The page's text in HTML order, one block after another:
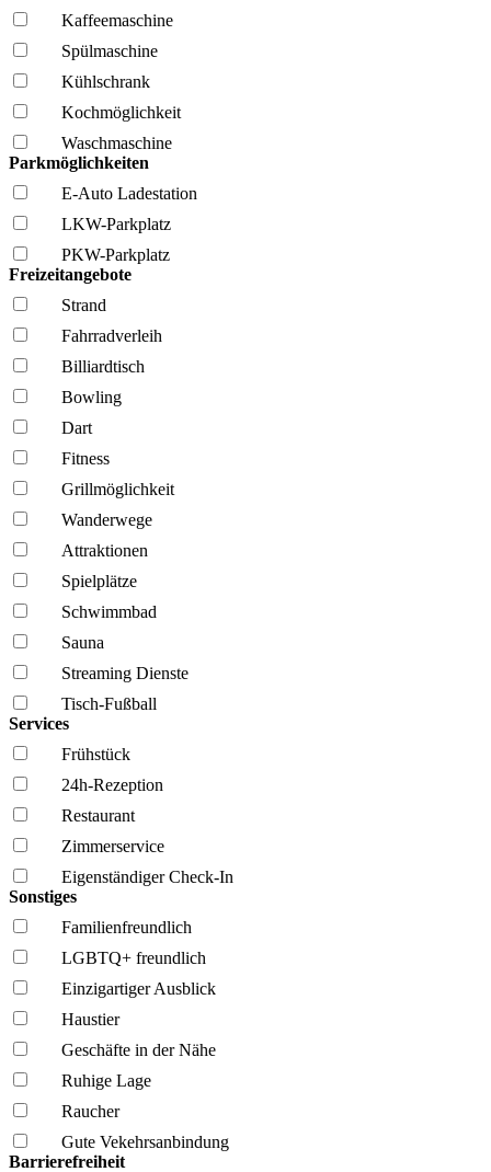
Kaffee­maschine
Spül­maschine
Kühl­schrank
Kochmöglich­keit
Wasch­maschine
Parkmöglichkeiten
E-Auto Ladestation
LKW-Parkplatz
PKW-Parkplatz
Freizeitangebote
Strand
Fahrrad­verleih
Billiardtisch
Bowling
Dart
Fitness
Grillmöglich­keit
Wanderwege
Attraktionen
Spielplätze
Schwimmbad
Sauna
Streaming Dienste
Tisch-Fußball
Services
Frühstück
24h-Rezeption
Restaurant
Zimmerservice
Eigenständiger Check-In
Sonstiges
Familien­freundlich
LGBTQ+ freundlich
Einzigartiger Ausblick
Haustier
Geschäfte in der Nähe
Ruhige Lage
Raucher
Gute Vekehrsanbindung
Barrierefreiheit